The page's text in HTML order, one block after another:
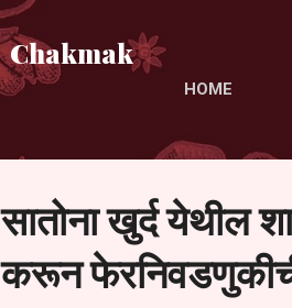
Chakmak
HOME
सातोना खुर्द येथील
करून